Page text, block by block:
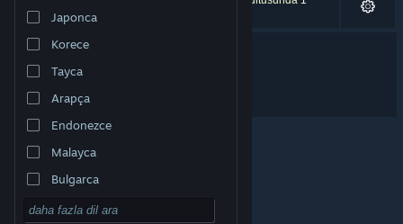
Steam mobil uygulamasını yükle
Masaüstü internet sitesini görüntüle
Japonca
Korece
Tayca
Arapça
Endonezce
Malayca
Bulgarca
Çekçe
ürün dâhil edilmedi.